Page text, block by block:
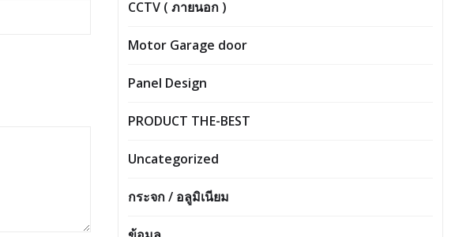
CCTV ( ภายนอก )
Motor Garage door
Panel Design
PRODUCT THE-BEST
Uncategorized
กระจก / อลูมิเนียม